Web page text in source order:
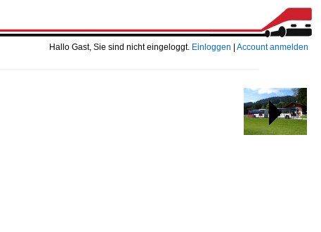
Hallo Gast, Sie sind nicht eingeloggt. Einloggen Account anmelden